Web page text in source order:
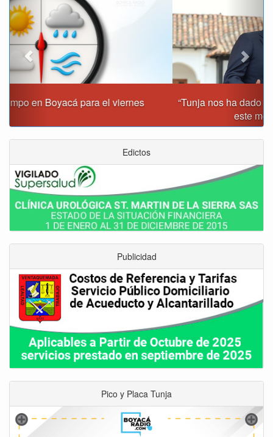
“Tunja nos ha dado demasiado y no podemos fallarle en
Edictos
Publicidad
Pico y Placa Tunja